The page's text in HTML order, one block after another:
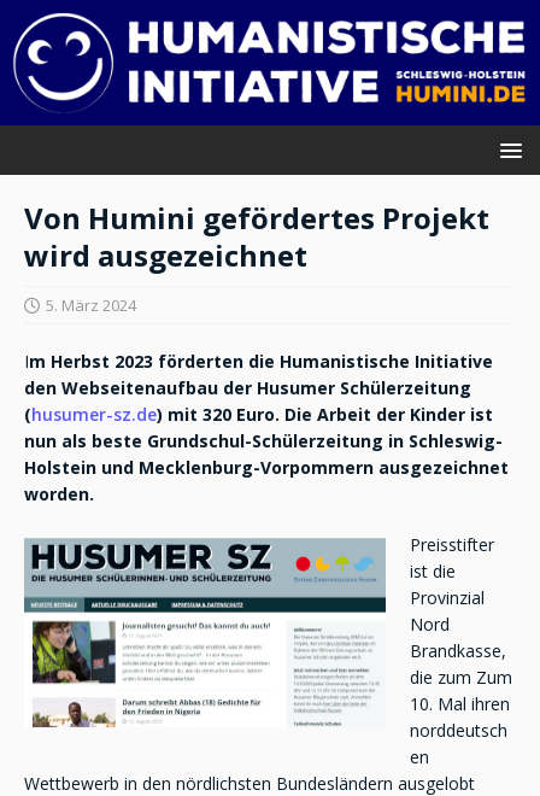
Von Humini gefördertes Projekt
wird ausgezeichnet
5. März 2024
Im Herbst 2023 förderten die Humanistische Initiative
den Webseitenaufbau der Husumer Schülerzeitung
(husumer-sz.de) mit 320 Euro. Die Arbeit der Kinder ist
nun als beste Grundschul-Schülerzeitung in Schleswig-
Holstein und Mecklenburg-Vorpommern ausgezeichnet
worden.
Preisstifter
ist die
Provinzial
Nord
Brandkasse,
die zum Zum
10. Mal ihren
norddeutsch
en
Wettbewerb in den nördlichsten Bundesländern ausgelobt